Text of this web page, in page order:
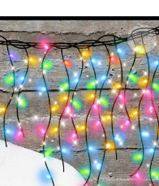
🔍